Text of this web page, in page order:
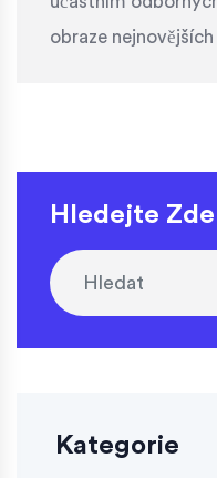
obraze
Hledejte Zde
Kategorie